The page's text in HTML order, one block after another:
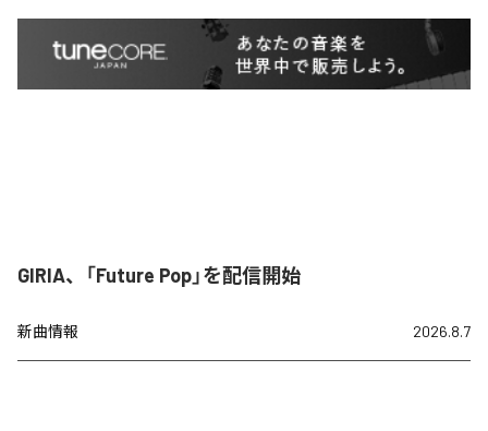
GIRIA、「Future Pop」を配信開始
新曲情報 2026.8.7